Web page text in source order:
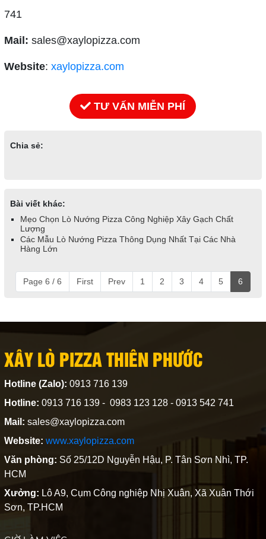
741
Mail: sales@xaylopizza.com
Website: xaylopizza.com
TƯ VẤN MIỄN PHÍ
Chia sẻ:
Bài viết khác:
Mẹo Chọn Lò Nướng Pizza Công Nghiệp Xây Gạch Chất
Lượng
Các Mẫu Lò Nướng Pizza Thông Dụng Nhất Tại Các Nhà
Hàng Lớn
Page 6 / 6 First Prev 1 2 3 4 5 6
XÂY LÒ PIZZA THIÊN PHƯỚC
Hotline (Zalo): 0913 716 139
Hotline: 0913 716 139 - 0983 123 128 - 0913 542 741
Mail: sales@xaylopizza.com
Website: www.xaylopizza.com
Văn phòng: Số 25/12D Nguyễn Hậu, P. Tân Sơn Nhì, TP.
HCM
Xưởng: Lô A9, Cụm Công nghiệp Nhị Xuân, Xã Xuân Thới
Sơn, TP.HCM